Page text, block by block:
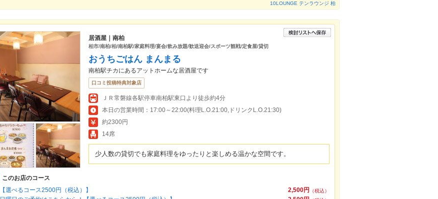
10LOUNGE テンラウンジ 柏
居酒屋｜南柏
柏市/南柏/柏/南柏駅/家庭料理/宴会/飲み放題/歓送迎会/スポーツ観戦/定食屋/貸切
おうちごはん まんまる
南柏駅チカにあるアットホームな居酒屋です
口コミ投稿特典対象店
ＪＲ常磐線各駅停車南柏駅東口より徒歩約4分
本日の営業時間：17:00～22:00(料理L.O.21:00,ドリンクL.O.21:30)
約2300円
14席
少人数の貸切でも家庭料理をゆったりと楽しめる温かな空間です。
このお店のコース
2,500円
（税込）
【選べるコース2500円（税込）】